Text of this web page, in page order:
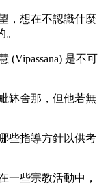
，想在不認識什麼
(Vipassana) 是不可
缽舍那，但他若無
些指導方針以供考
一些宗教活動中，